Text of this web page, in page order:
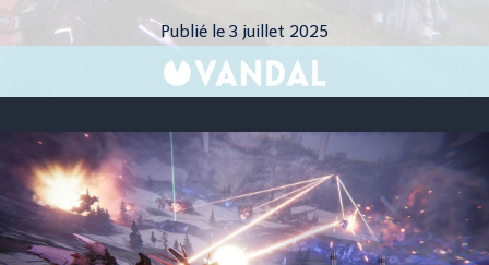
Publié le 3 juillet 2025